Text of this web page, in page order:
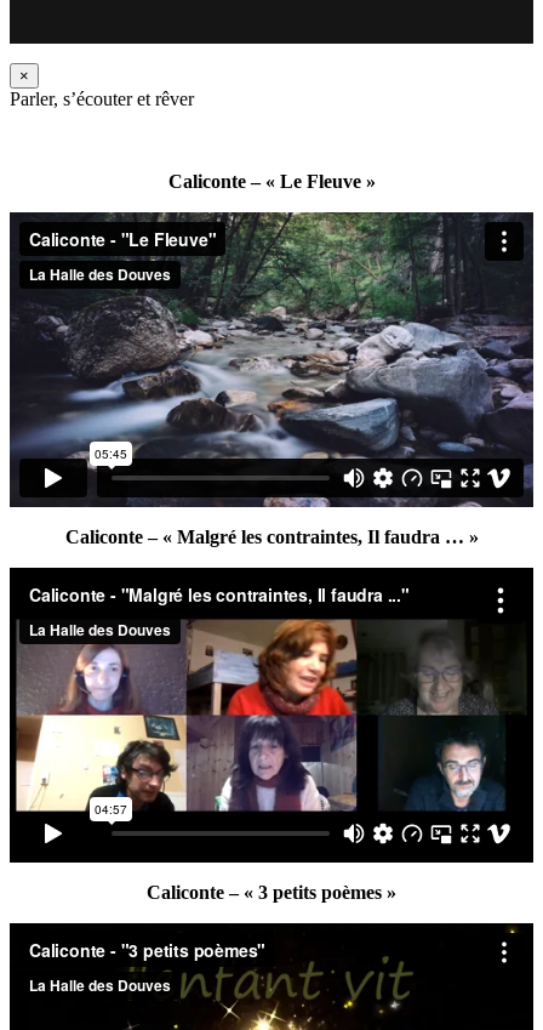
×
Parler, s’écouter et rêver
Caliconte – « Le Fleuve »
Caliconte – « Malgré les contraintes, Il faudra … »
Caliconte – « 3 petits poèmes »